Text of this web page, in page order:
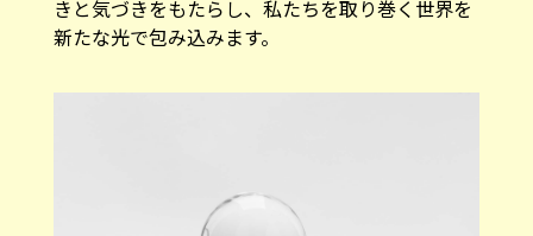
きと気づきをもたらし、私たちを取り巻く世界を
新たな光で包み込みます。